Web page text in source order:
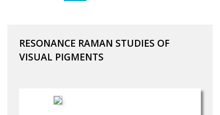
RESONANCE RAMAN STUDIES OF
VISUAL PIGMENTS